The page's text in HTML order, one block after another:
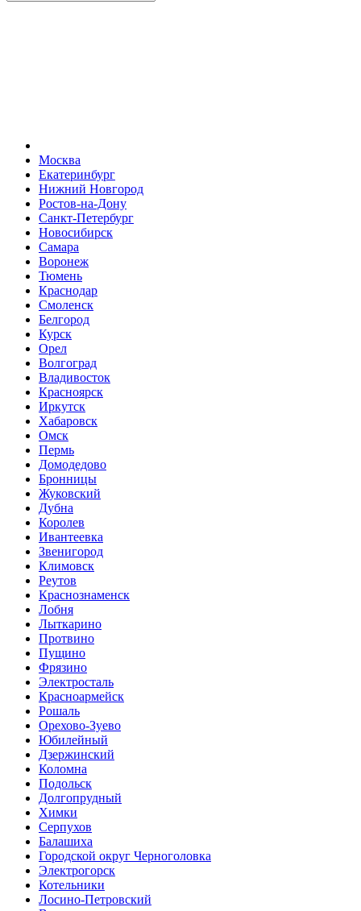
Москва
Екатеринбург
Нижний Новгород
Ростов-на-Дону
Санкт-Петербург
Новосибирск
Самара
Воронеж
Тюмень
Краснодар
Смоленск
Белгород
Курск
Орел
Волгоград
Владивосток
Красноярск
Иркутск
Хабаровск
Омск
Пермь
Домодедово
Бронницы
Жуковский
Дубна
Королев
Ивантеевка
Звенигород
Климовск
Реутов
Краснознаменск
Лобня
Лыткарино
Протвино
Пущино
Фрязино
Электросталь
Красноармейск
Рошаль
Орехово-Зуево
Юбилейный
Дзержинский
Коломна
Подольск
Долгопрудный
Химки
Серпухов
Балашиха
Городской округ Черноголовка
Электрогорск
Котельники
Лосино-Петровский